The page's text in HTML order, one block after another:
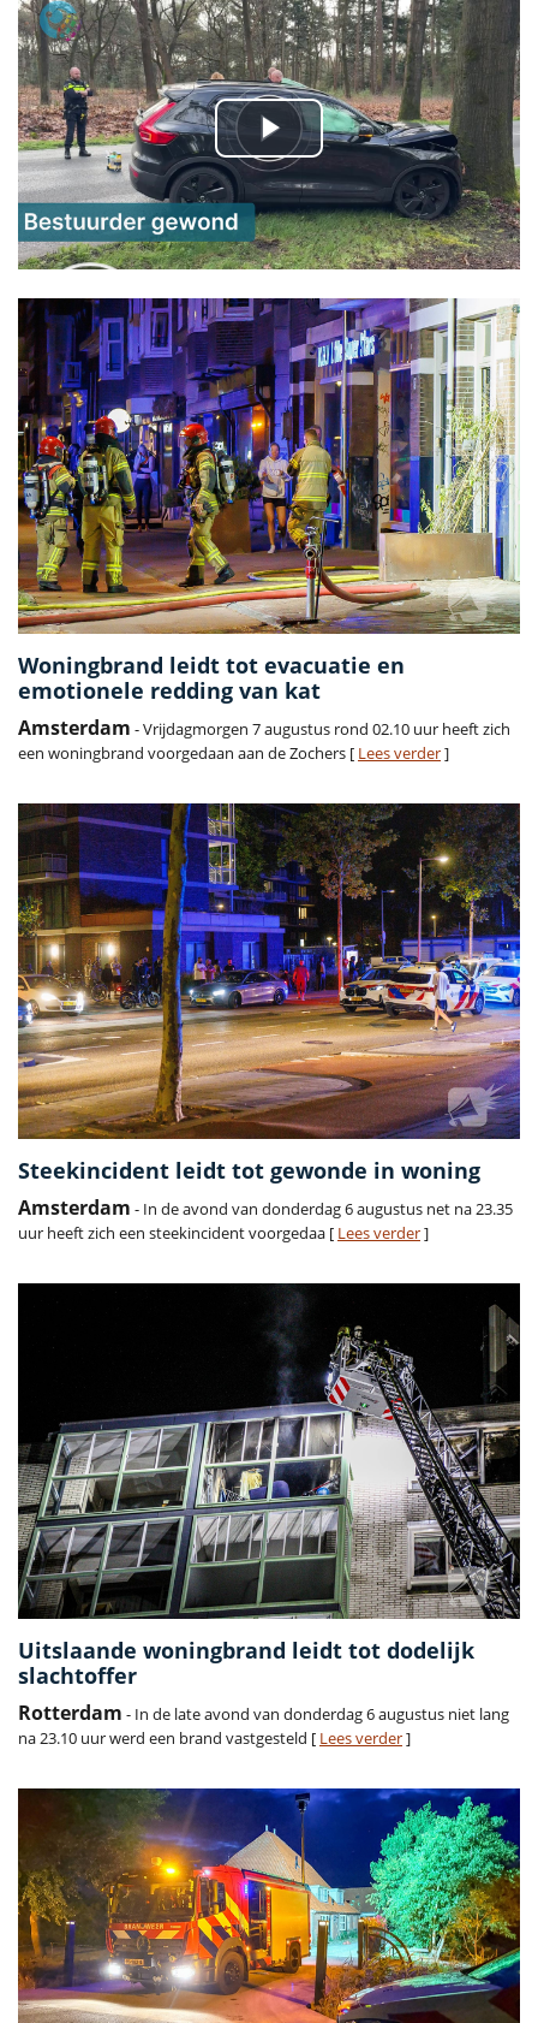
Woningbrand leidt tot evacuatie en
emotionele redding van kat
Amsterdam - Vrijdagmorgen 7 augustus rond 02.10 uur heeft zich
een woningbrand voorgedaan aan de Zochers [ Lees verder]
Steekincident leidt tot gewonde in woning
Amsterdam - In de avond van donderdag 6 augustus net na 23.35
uur heeft zich een steekincident voorgedaa [ Lees verder]
Uitslaande woningbrand leidt tot dodelijk
slachtoffer
Rotterdam - In de late avond van donderdag 6 augustus niet lang
na 23.10 uur werd een brand vastgesteld [ Lees verder]